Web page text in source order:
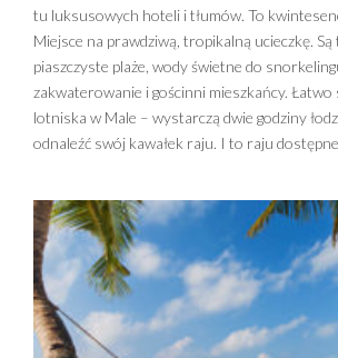
tu luksusowych hoteli i tłumów. To
Miejsce na prawdziwą, tropikalną ucieczkę. Są
piaszczyste plaże, wody świetne do
zakwaterowanie i gościnni mieszkańcy. Łatwo
lotniska w Male – wystarczą dwie godziny
odnaleźć swój kawałek raju. I to raju